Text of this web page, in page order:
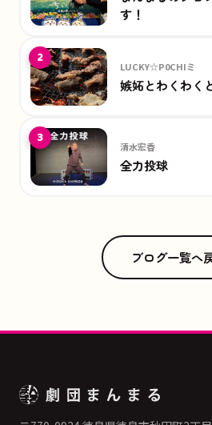
す！
2 LUCKY☆P0CHIミ
嫉妬とわくわく
3 清水宏香
全力投球
ブログ一覧へ